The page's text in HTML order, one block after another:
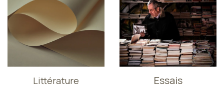
Littérature Essais